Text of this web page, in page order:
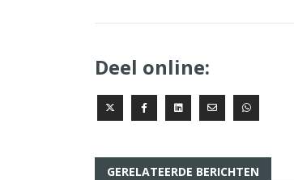
Deel online:
GERELATEERDE BERICHTEN